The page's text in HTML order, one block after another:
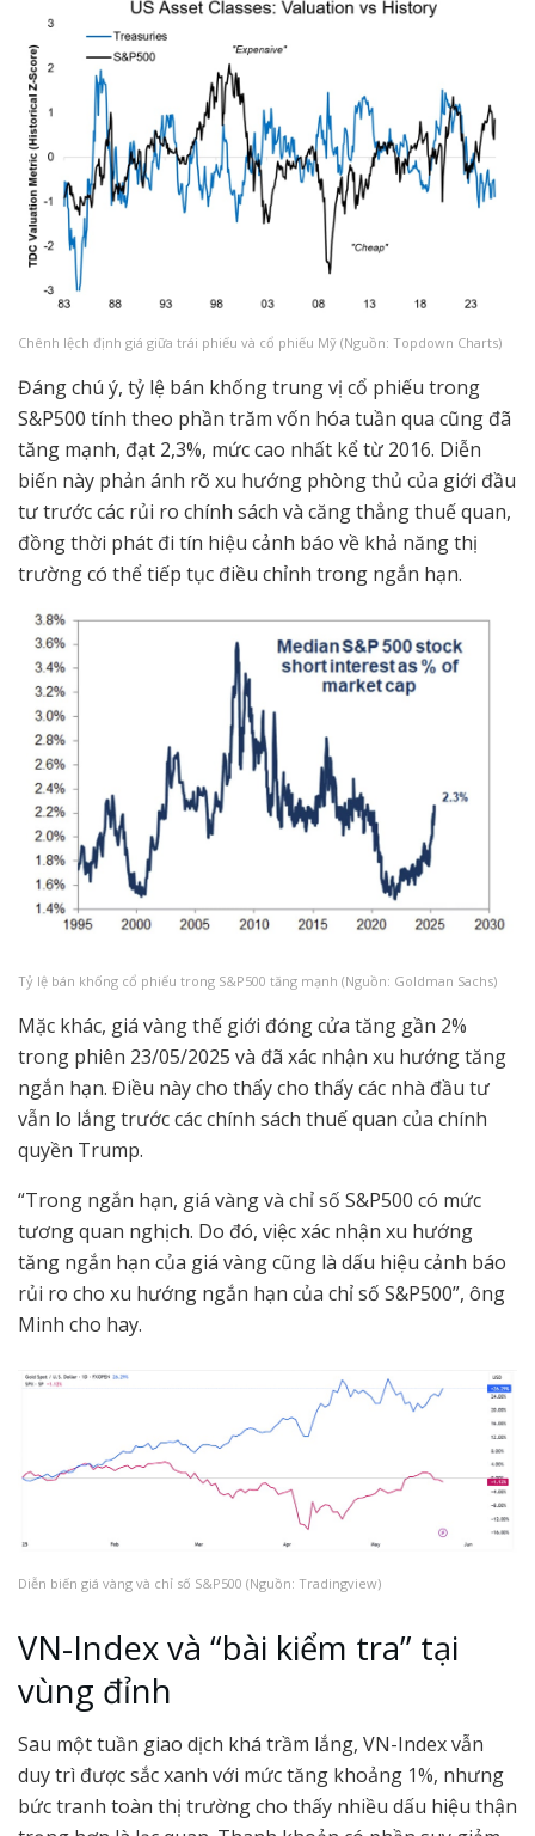
Chênh lệch định giá giữa trái phiếu và cổ phiếu Mỹ (Nguồn: Topdown Charts)
Đáng chú ý, tỷ lệ bán khống trung vị cổ phiếu trong
S&P500 tính theo phần trăm vốn hóa tuần qua cũng đã
tăng mạnh, đạt 2,3%, mức cao nhất kể từ 2016. Diễn
biến này phản ánh rõ xu hướng phòng thủ của giới đầu
tư trước các rủi ro chính sách và căng thẳng thuế quan,
đồng thời phát đi tín hiệu cảnh báo về khả năng thị
trường có thể tiếp tục điều chỉnh trong ngắn hạn.
Tỷ lệ bán khống cổ phiếu trong S&P500 tăng mạnh (Nguồn: Goldman Sachs)
Mặc khác, giá vàng thế giới đóng cửa tăng gần 2%
trong phiên 23/05/2025 và đã xác nhận xu hướng tăng
ngắn hạn. Điều này cho thấy cho thấy các nhà đầu tư
vẫn lo lắng trước các chính sách thuế quan của chính
quyền Trump.
“Trong ngắn hạn, giá vàng và chỉ số S&P500 có mức
tương quan nghịch. Do đó, việc xác nhận xu hướng
tăng ngắn hạn của giá vàng cũng là dấu hiệu cảnh báo
rủi ro cho xu hướng ngắn hạn của chỉ số S&P500”, ông
Minh cho hay.
Diễn biến giá vàng và chỉ số S&P500 (Nguồn: Tradingview)
VN-Index và “bài kiểm tra” tại
vùng đỉnh
Sau một tuần giao dịch khá trầm lắng, VN-Index vẫn
duy trì được sắc xanh với mức tăng khoảng 1%, nhưng
bức tranh toàn thị trường cho thấy nhiều dấu hiệu thận